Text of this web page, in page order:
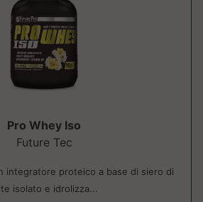
Pro Whey Iso
Future Tec
integratore proteico a base di siero di
isolato e idrolizza...